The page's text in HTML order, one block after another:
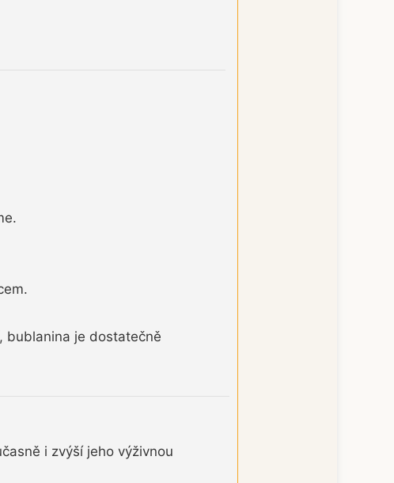
bublanina je dostatečně
i zvýší jeho výživnou